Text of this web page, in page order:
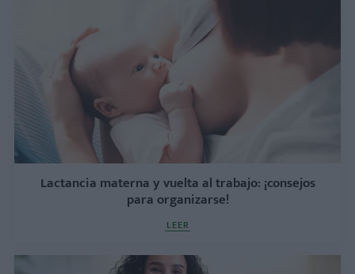
Lactancia materna y vuelta al trabajo: ¡consejos
para organizarse!
LEER